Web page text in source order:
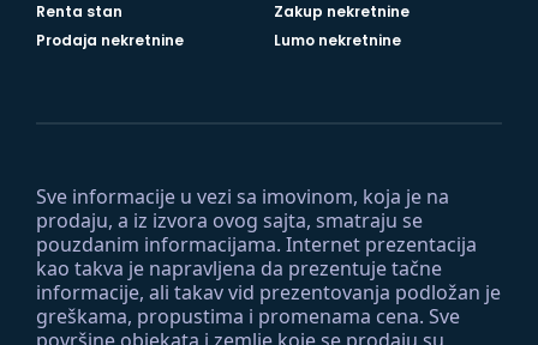
Sve informacije u vezi sa imovinom, koja je na
prodaju, a iz izvora ovog sajta, smatraju se
pouzdanim informacijama. Internet prezentacija
kao takva je napravljena da prezentuje tačne
informacije, ali takav vid prezentovanja podložan je
greškama, propustima i promenama cena. Sve
Renta stan
Zakup nekretnine
Prodaja nekretnine
Lumo nekretnine